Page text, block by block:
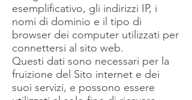
esemplificativo, gli indirizzi IP, i
nomi di dominio e il tipo di
browser dei computer utilizzati per
connettersi al sito web.
Questi dati sono necessari per la
fruizione del Sito internet e dei
suoi servizi, e possono essere